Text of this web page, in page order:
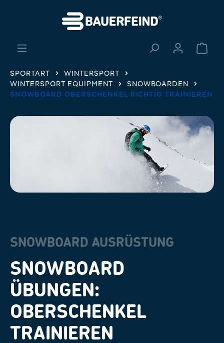
SPORTART
WINTERSPORT
WINTERSPORT EQUIPMENT
SNOWBOARDEN
SNOWBOARD OBERSCHENKEL RICHTIG TRAINIEREN
SNOWBOARD AUSRÜSTUNG
SNOWBOARD
ÜBUNGEN:
OBERSCHENKEL
TRAINIEREN